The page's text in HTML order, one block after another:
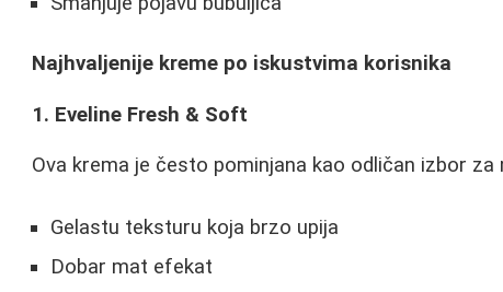
Najhvaljenije kreme po iskustvima korisnika
1. Eveline Fresh & Soft
Ova krema je često pominjana kao odličan izbor
Gelastu teksturu koja brzo upija
Dobar mat efekat